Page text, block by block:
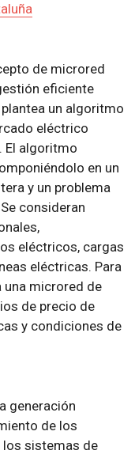
de microred
eficiente
un algoritmo
eléctrico
El algoritmo
en un
y un problema
consideran
eléctricos, cargas
eléctricas. Para
una microred de
de precio de
y condiciones de
generación
de los
los sistemas de